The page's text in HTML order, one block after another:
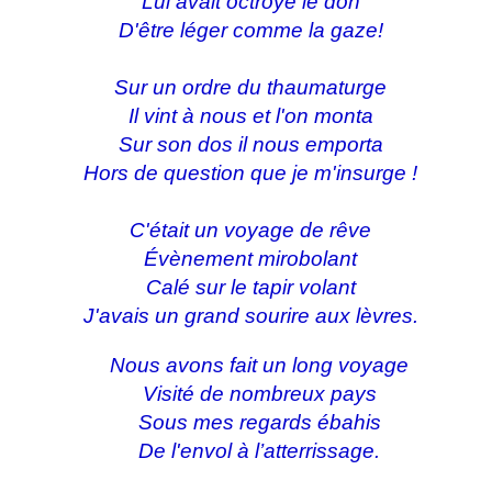
D'être léger comme la gaze!
Sur un ordre du thaumaturge
Il vint à nous et l'on monta
Sur son dos il nous emporta
Hors de question que je m'insurge !
C'était un voyage de rêve
Évènement mirobolant
Calé sur le tapir volant
J'avais un grand sourire aux lèvres.
Nous avons fait un long voyage
Visité de nombreux pays
Sous mes regards ébahis
De l'envol à l’atterrissage.